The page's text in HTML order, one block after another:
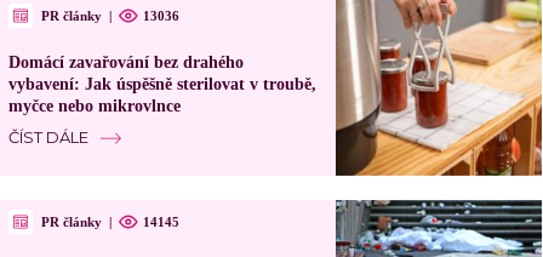
PR články | 13036
Domácí zavařování bez drahého
vybavení: Jak úspěšně sterilovat v troubě,
myčce nebo mikrovlnce
ČÍST DÁLE
PR články | 14145